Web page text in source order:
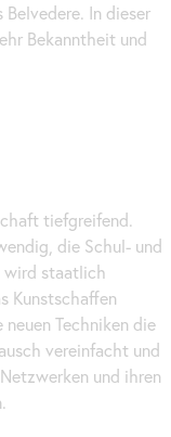
In dieser
Bekanntheit und
tiefgreifend.
die Schul- und
wird staatlich
Kunstschaffen
Techniken die
vereinfacht und
und ihren